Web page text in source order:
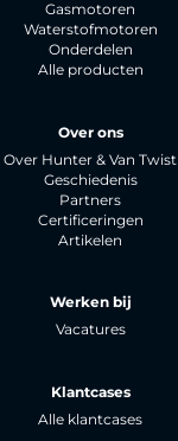
Gasmotoren
Waterstofmotoren
Onderdelen
Alle producten
Over ons
Over Hunter & Van Twist
Geschiedenis
Partners
Certificeringen
Artikelen
Werken bij
Vacatures
Klantcases
Alle klantcases